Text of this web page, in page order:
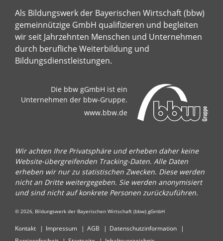
Als Bildungswerk der Bayerischen Wirtschaft (bbw)
gemeinnützige GmbH qualifizieren und begleiten
wir seit Jahrzehnten Menschen und Unternehmen
durch berufliche Weiterbildung und
Bildungsdienstleistungen.
Die bbw gGmbH ist ein
Unternehmen der bbw-Gruppe.
www.bbw.de
Wir achten Ihre Privatsphäre und erheben daher keine
Website-übergreifenden Tracking-Daten. Alle Daten
erheben wir nur zu statistischen Zwecken. Diese werden
nicht an Dritte weitergegeben. Sie werden anonymisiert
und sind nicht auf konkrete Personen zurückzuführen.
© 2026, Bildungswerk der Bayerischen Wirtschaft (bbw) gGmbH
Kontakt Impressum AGB
Datenschutzinformation